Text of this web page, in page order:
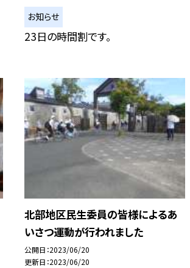
お知らせ
23日の時間割です。
北部地区民生委員の皆様によるあ
いさつ運動が行われました
公開日 2023/06/20
更新日 2023/06/20